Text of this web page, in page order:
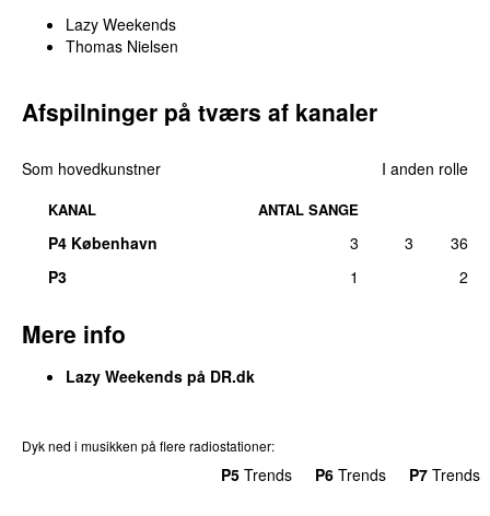
Lazy Weekends
Thomas Nielsen
Afspilninger på tværs af kanaler
Som hovedkunstner I anden rolle
KANAL ANTAL SANGE
P4 København 3 3
36
P3
1 2
Mere info
Lazy Weekends på DR.dk
Dyk ned i musikken på flere radiostationer:
P5 Trends P6 Trends P7 Trends